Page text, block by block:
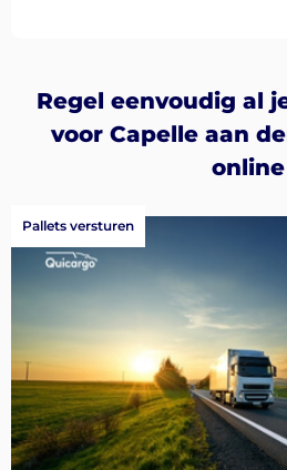
Inloggen
Regel eenvoudig al
voor Capelle aan
online
Pallets versturen